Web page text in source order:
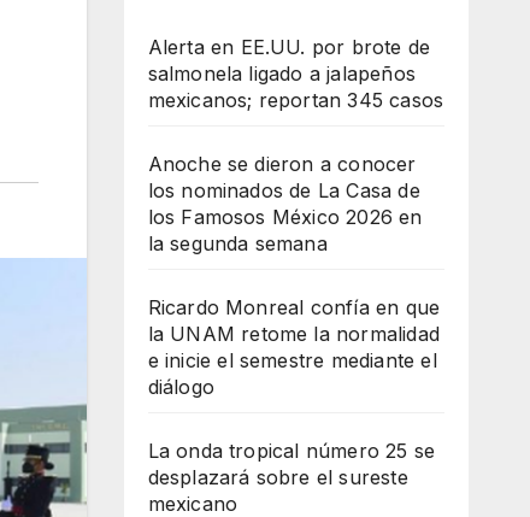
Alerta en EE.UU. por brote de
salmonela ligado a jalapeños
mexicanos; reportan 345 casos
Anoche se dieron a conocer
los nominados de La Casa de
los Famosos México 2026 en
la segunda semana
Ricardo Monreal confía en que
la UNAM retome la normalidad
e inicie el semestre mediante el
diálogo
La onda tropical número 25 se
desplazará sobre el sureste
mexicano